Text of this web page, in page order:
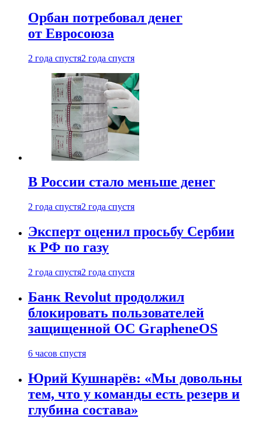
Орбан потребовал денег
от Евросоюза
2 года спустя2 года спустя
В России стало меньше денег
2 года спустя2 года спустя
Эксперт оценил просьбу Сербии
к РФ по газу
2 года спустя2 года спустя
Банк Revolut продолжил
блокировать пользователей
защищенной ОС GrapheneOS
6 часов спустя
Юрий Кушнарёв: «Мы довольны
тем, что у команды есть резерв и
глубина состава»